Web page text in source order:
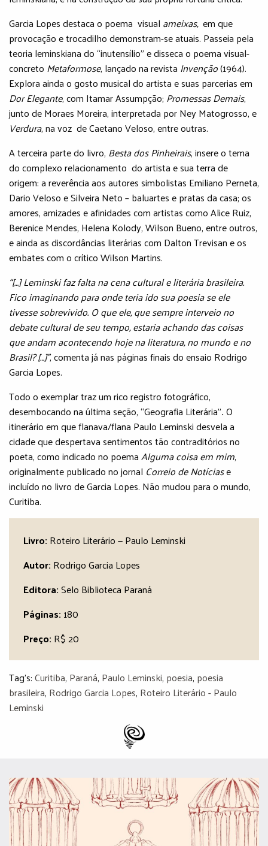
Garcia Lopes destaca o poema visual ameixas, em que
provocação e trocadilho demonstram-se atuais. Passeia pela
teoria leminskiana do “inutensílio” e disseca o poema visual-
concreto Metaformose, lançado na revista Invenção(1964).
Explora ainda o gosto musical do artista e suas parcerias em
Dor Elegante, com Itamar Assumpção; Promessas Demais,
junto de Moraes Moreira, interpretada por Ney Matogrosso, e
Verdura, na voz de Caetano Veloso, entre outras.
A terceira parte do livro, Besta dos Pinheirais, insere o tema
do complexo relacionamento do artista e sua terra de
origem: a reverência aos autores simbolistas Emiliano Perneta,
Dario Veloso e Silveira Neto – baluartes e pratas da casa; os
amores, amizades e afinidades com artistas como Alice Ruiz,
Berenice Mendes, Helena Kolody, Wilson Bueno, entre outros,
e ainda as discordâncias literárias com Dalton Trevisan e os
embates com o crítico Wilson Martins.
“[…] Leminski faz falta na cena cultural e literária brasileira.
Fico imaginando para onde teria ido sua poesia se ele
tivesse sobrevivido. O que ele, que sempre interveio no
debate cultural de seu tempo, estaria achando das coisas
que andam acontecendo hoje na literatura, no mundo e no
Brasil? […]”, comenta já nas páginas finais do ensaio Rodrigo
Garcia Lopes.
Todo o exemplar traz um rico registro fotográfico,
desembocando na última seção, “Geografia Literária”.O
itinerário em que flanava/flana Paulo Leminski desvela a
cidade que despertava sentimentos tão contraditórios no
poeta, como indicado no poemaAlguma coisa em mim,
originalmente publicado no jornal Correio de Notíciase
incluído no livro de Garcia Lopes. Não mudou para o mundo,
Curitiba.
Livro: Roteiro Literário — Paulo Leminski
Autor: Rodrigo Garcia Lopes
Editora:Selo Biblioteca Paraná
Páginas: 180
Preço: R$ 20
Tag's:Curitiba, Paraná, Paulo Leminski, poesia, poesia
brasileira, Rodrigo Garcia Lopes, Roteiro Literário - Paulo
Leminski